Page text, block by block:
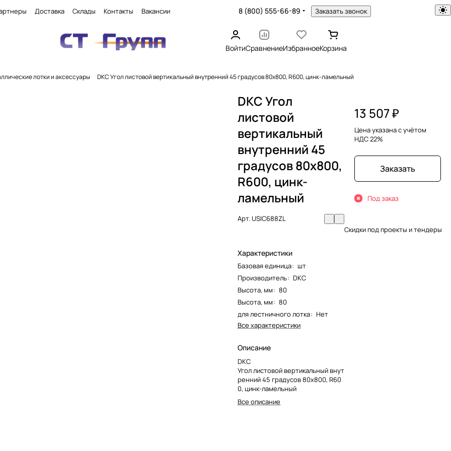
Доставка Склады Контакты Вакансии 8 (800) 555-66-89 Заказать звонок
ВойтиСравнениеИзбранноеКорзина
лотки и аксессуары DKC Угол листовой вертикальный внутренний 45 градусов 80х800, R600, цинк-ламельный
DKC Угол
листовой
вертикальный
внутренний 45
градусов 80х800,
R600, цинк-
ламельный
Арт.USIC688ZL
Характеристики
Базовая единица: шт
Производитель: DKC
Высота, мм: 80
Высота, мм: 80
для лестничного лотка: Нет
Все характеристики
Описание
DKC
Угол листовой вертикальный внут
ренний 45 градусов 80х800, R60
0, цинк-ламельный
Все описание
13 507 ₽
Цена указана с учётом
НДС 22%
Заказать
Под заказ
Скидки под проекты и тендеры